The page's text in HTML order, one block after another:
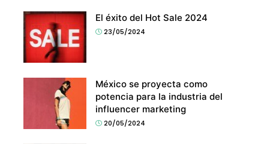
El éxito del Hot Sale 2024
23/05/2024
México se proyecta como
potencia para la industria del
influencer marketing
20/05/2024